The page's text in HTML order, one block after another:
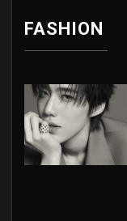
FASHION